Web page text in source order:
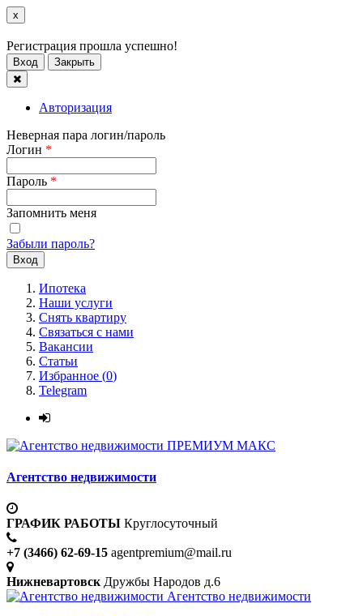
x
Регистрация прошла успешно!
Вход Закрыть
Авторизация
Неверная пара логин/пароль
Логин *
Пароль *
Запомнить меня
Забыли пароль?
Ипотека
Наши услуги
Снять квартиру
Связаться с нами
Вакансии
Статьи
Избранное (0)
Telegram
ПРЕМИУМ МАКС
Агентство недвижимости
ГРАФИК РАБОТЫ Круглосуточный
+7 (3466) 62-69-15 agentpremium@mail.ru
Нижневартовск Дружбы Народов д.6
Агентство недвижимости